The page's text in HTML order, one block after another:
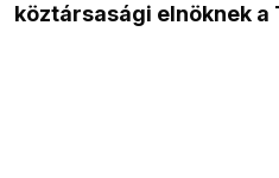
köztársasági elnöknek a